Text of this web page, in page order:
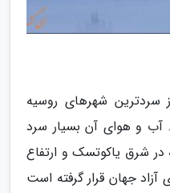
سردترین شهرهای روسیه
و هوای آن بسیار سرد
شرق یاکوتسک و ارتفاع
آزاد جهان قرار گرفته است